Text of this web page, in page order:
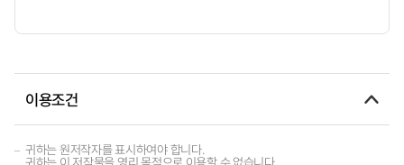
이용조건
귀하는 원저작자를 표시하여야 합니다.